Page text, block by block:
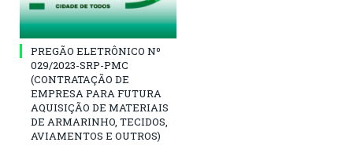
PREGÃO ELETRÔNICO Nº
029/2023-SRP-PMC
(CONTRATAÇÃO DE
EMPRESA PARA FUTURA
AQUISIÇÃO DE MATERIAIS
DE ARMARINHO, TECIDOS,
AVIAMENTOS E OUTROS)